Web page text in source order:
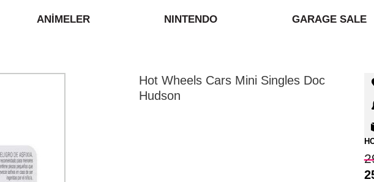
ANİMELER NINTENDO GARAGE SALE
Hot Wheels Cars Mini Singles Doc
Hudson